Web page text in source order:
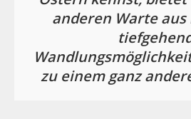
anderen Warte
zu einem ganz